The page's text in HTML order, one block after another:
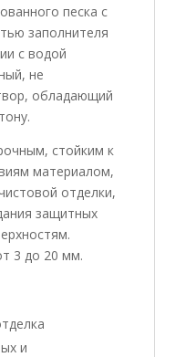
песка с
заполнителя
с водой
не
обладающий
стойким к
материалом,
отделки,
защитных
3 до 20 мм.
и